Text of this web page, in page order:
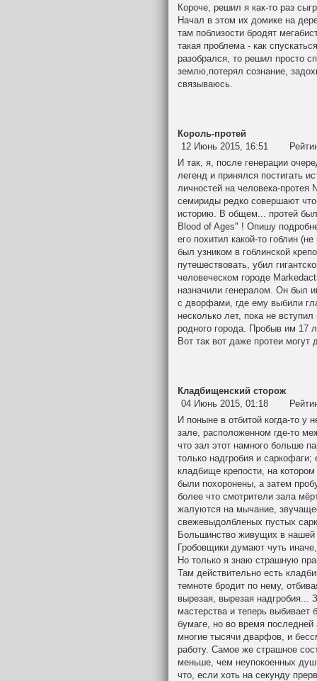
Короче, решил я как-то раз
Начал в этом их домике на
там поблизости бродят
такая проблема - как
разобрался, то решил просто
землю,потерял сознание,
связываюсь.
Король-протей
12 Июнь 2015, 16:51
И так, я, после генерации
легенд и принялся постигать
личностей на человека-протея
семириды редко совершают
историю. В общем... протей
Blood of Ages" ! Опишу
его похитил какой-то гоблин
был узником в гоблинской
путешествовать, убил
человеческом городе
назначили генералом. Он был
с дворфами, где ему выбили
несколько лет, пока не
родного города. Пробыв им 17
Вот так вот даже протеи могут
Кладбищенский сторож
04 Июнь 2015, 01:18
И поныне в отбитой когда-то у
зале, расположенном где-то
что зал этот намного больше
только надгробия и
кладбище крепости, на
были похоронены, а затем
более что смотрители зала
жалуются на мычание,
свежевыдолбленых пустых
Большинство живущих в нашей
Гробовщики думают чуть
Но только я знаю страшную
Там действительно есть
темноте бродит по нему,
вырезая, вырезая надгробия...
мастерства и теперь
бумаге, но во время последней
многие тысячи дварфов, и
работу. Самое же страшное
меньше, чем неупокоенных
что, если хоть на секунду